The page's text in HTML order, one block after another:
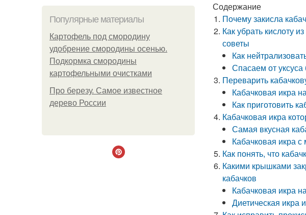
Популярные материалы
Картофель под смородину
удобрение смородины осенью.
Подкормка смородины
картофельными очистками
Про березу. Самое известное
дерево России
Содержание
Почему закисла
Как убрать кислоту
советы
Как
Спасаем от
Переварить
Кабачковая икра
Как приготовить
Кабачковая икра
Самая вкусная
Кабачковая икра с
Как понять, что
Какими крышками
кабачков
Кабачковая икра
Диетическая икра